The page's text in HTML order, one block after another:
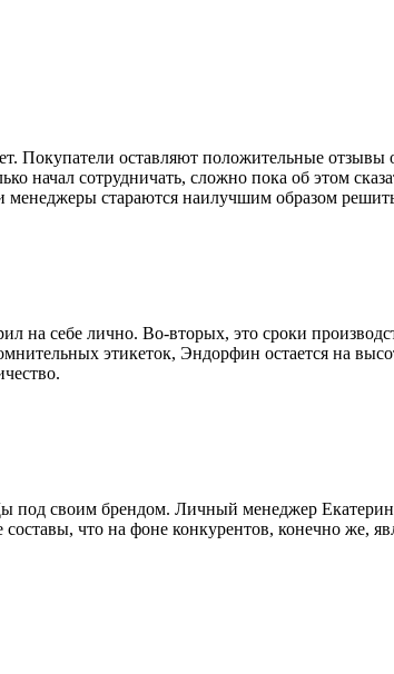
Покупатели оставляют положительные
начал сотрудничать, сложно пока об этом
стараются наилучшим образом
на себе лично. Во-вторых, это сроки
этикеток, Эндорфин остается на
своим брендом. Личный менеджер
что на фоне конкурентов, конечно же,